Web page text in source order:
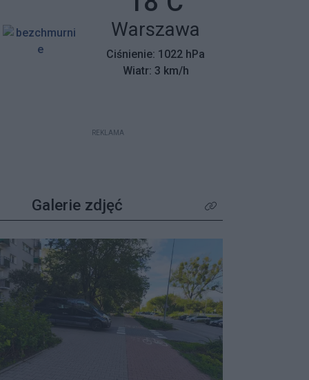
mieszkańców z wyjątkowym
apelem – poszukiwane są osoby,
które pamiętają tamte dni,
wspierały protestujących lub były
Miasto:
Warszawa
Ciśnienie: 1022 hPa
Wiatr: 3 km/h
REKLAMA
Galerie zdjęć Kliknij aby zobaczyć